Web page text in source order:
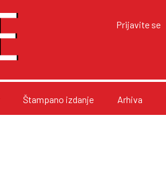
Prijavite se
Štampano izdanje Arhiva